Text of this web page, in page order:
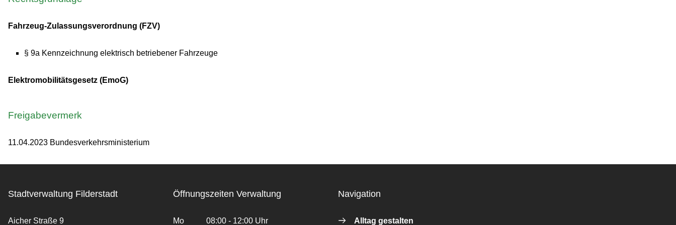
Fahrzeug-Zulassungsverordnung (FZV)
§ 9a Kennzeichnung elektrisch betriebener Fahrzeuge
Elektromobilitätsgesetz (EmoG)
Freigabevermerk
11.04.2023 Bundesverkehrsministerium
Stadtverwaltung Filderstadt
Aicher Straße 9
Öffnungszeiten Verwaltung
Mo 08:00 - 12:00 Uhr
Navigation
Alltag gestalten